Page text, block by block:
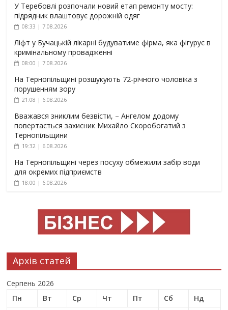
У Теребовлі розпочали новий етап ремонту мосту:
підрядник влаштовує дорожній одяг
08:33 | 7.08.2026
Ліфт у Бучацькій лікарні будуватиме фірма, яка фігурує в
кримінальному провадженні
08:00 | 7.08.2026
На Тернопільщині розшукують 72-річного чоловіка з
порушенням зору
21:08 | 6.08.2026
Вважався зниклим безвісти, – Ангелом додому
повертається захисник Михайло Скоробогатий з
Тернопільщини
19:32 | 6.08.2026
На Тернопільщині через посуху обмежили забір води
для окремих підприємств
18:00 | 6.08.2026
Архів статей
Серпень 2026
Пн
Вт Ср Чт Пт Сб
Нд